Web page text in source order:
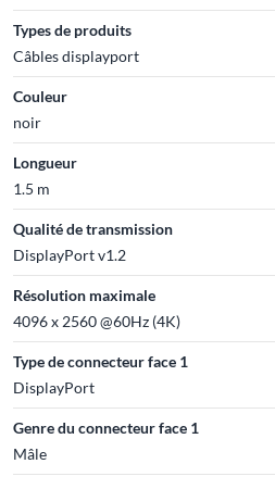
Types de produits
Câbles displayport
Couleur
noir
Longueur
1.5 m
Qualité de transmission
DisplayPort v1.2
Résolution maximale
4096 x 2560 @60Hz (4K)
Type de connecteur face 1
DisplayPort
Genre du connecteur face 1
Mâle